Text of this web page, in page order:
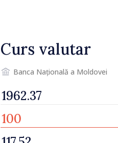
Curs valutar
Banca Națională a Moldovei